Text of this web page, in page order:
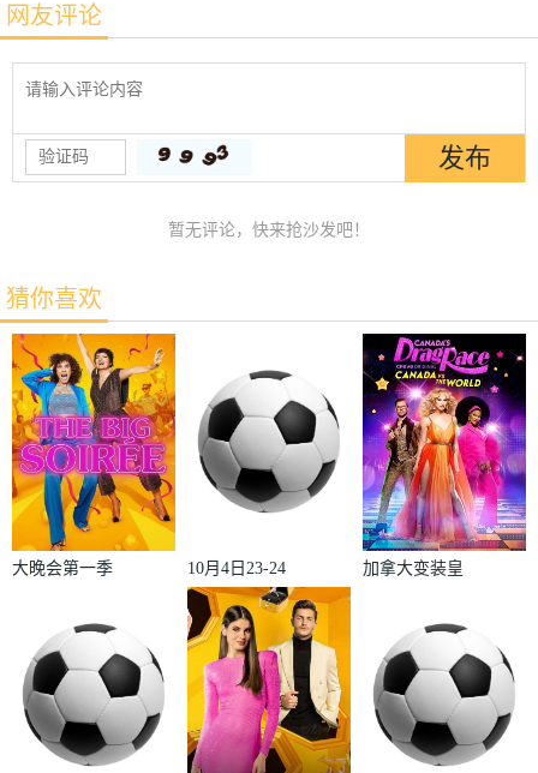
网友评论
暂无评论，快来抢沙发吧！
猜你喜欢
大晚会第一季
10月4日23-24
赛季欧冠小组
赛第2轮那不
勒斯VS皇家
马德里
加拿大变装皇
对阵世界
2022